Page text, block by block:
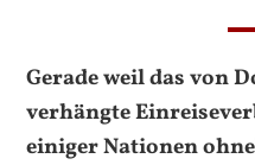
Gerade weil das von
verhängte
einiger Nationen